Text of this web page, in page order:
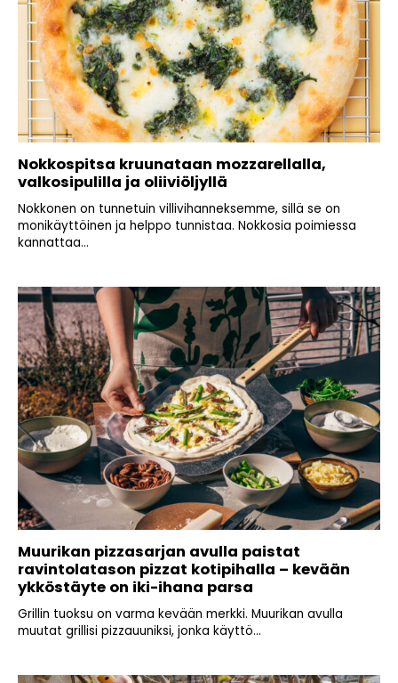
Nokkospitsa kruunataan mozzarellalla,
valkosipulilla ja oliiviöljyllä
Nokkonen on tunnetuin villivihanneksemme, sillä se on
monikäyttöinen ja helppo tunnistaa. Nokkosia poimiessa
kannattaa...
Muurikan pizzasarjan avulla paistat
ravintolatason pizzat kotipihalla – kevään
ykköstäyte on iki-ihana parsa
Grillin tuoksu on varma kevään merkki. Muurikan avulla
muutat grillisi pizzauuniksi, jonka käyttö...